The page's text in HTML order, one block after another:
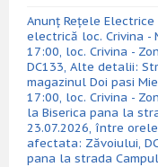
Anunț Rețele
electrică loc. Crivina -
17:00, loc. Crivina -
DC133, Alte detalii:
magazinul Doi pasi
17:00, loc. Crivina -
la Biserica pana la
23.07.2026, între
afectata: Zăvoiului,
pana la strada